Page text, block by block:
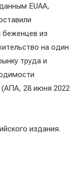
EUAA,
из
на один
труда и
28 июня 2022
издания.